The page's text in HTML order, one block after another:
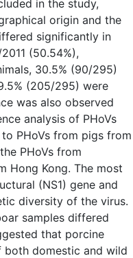
in the study,
origin and the
significantly in
(50.54%),
30.5% (90/295)
(205/295) were
was also observed
analysis of PHoVs
PHoVs from pigs from
PHoVs from
Hong Kong. The most
(NS1) gene and
diversity of the virus.
samples differed
that porcine
both domestic and wild